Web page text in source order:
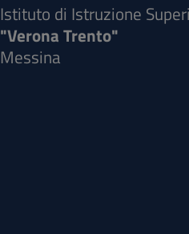
Istituto di Istruzione
"Verona Trento"
Messina